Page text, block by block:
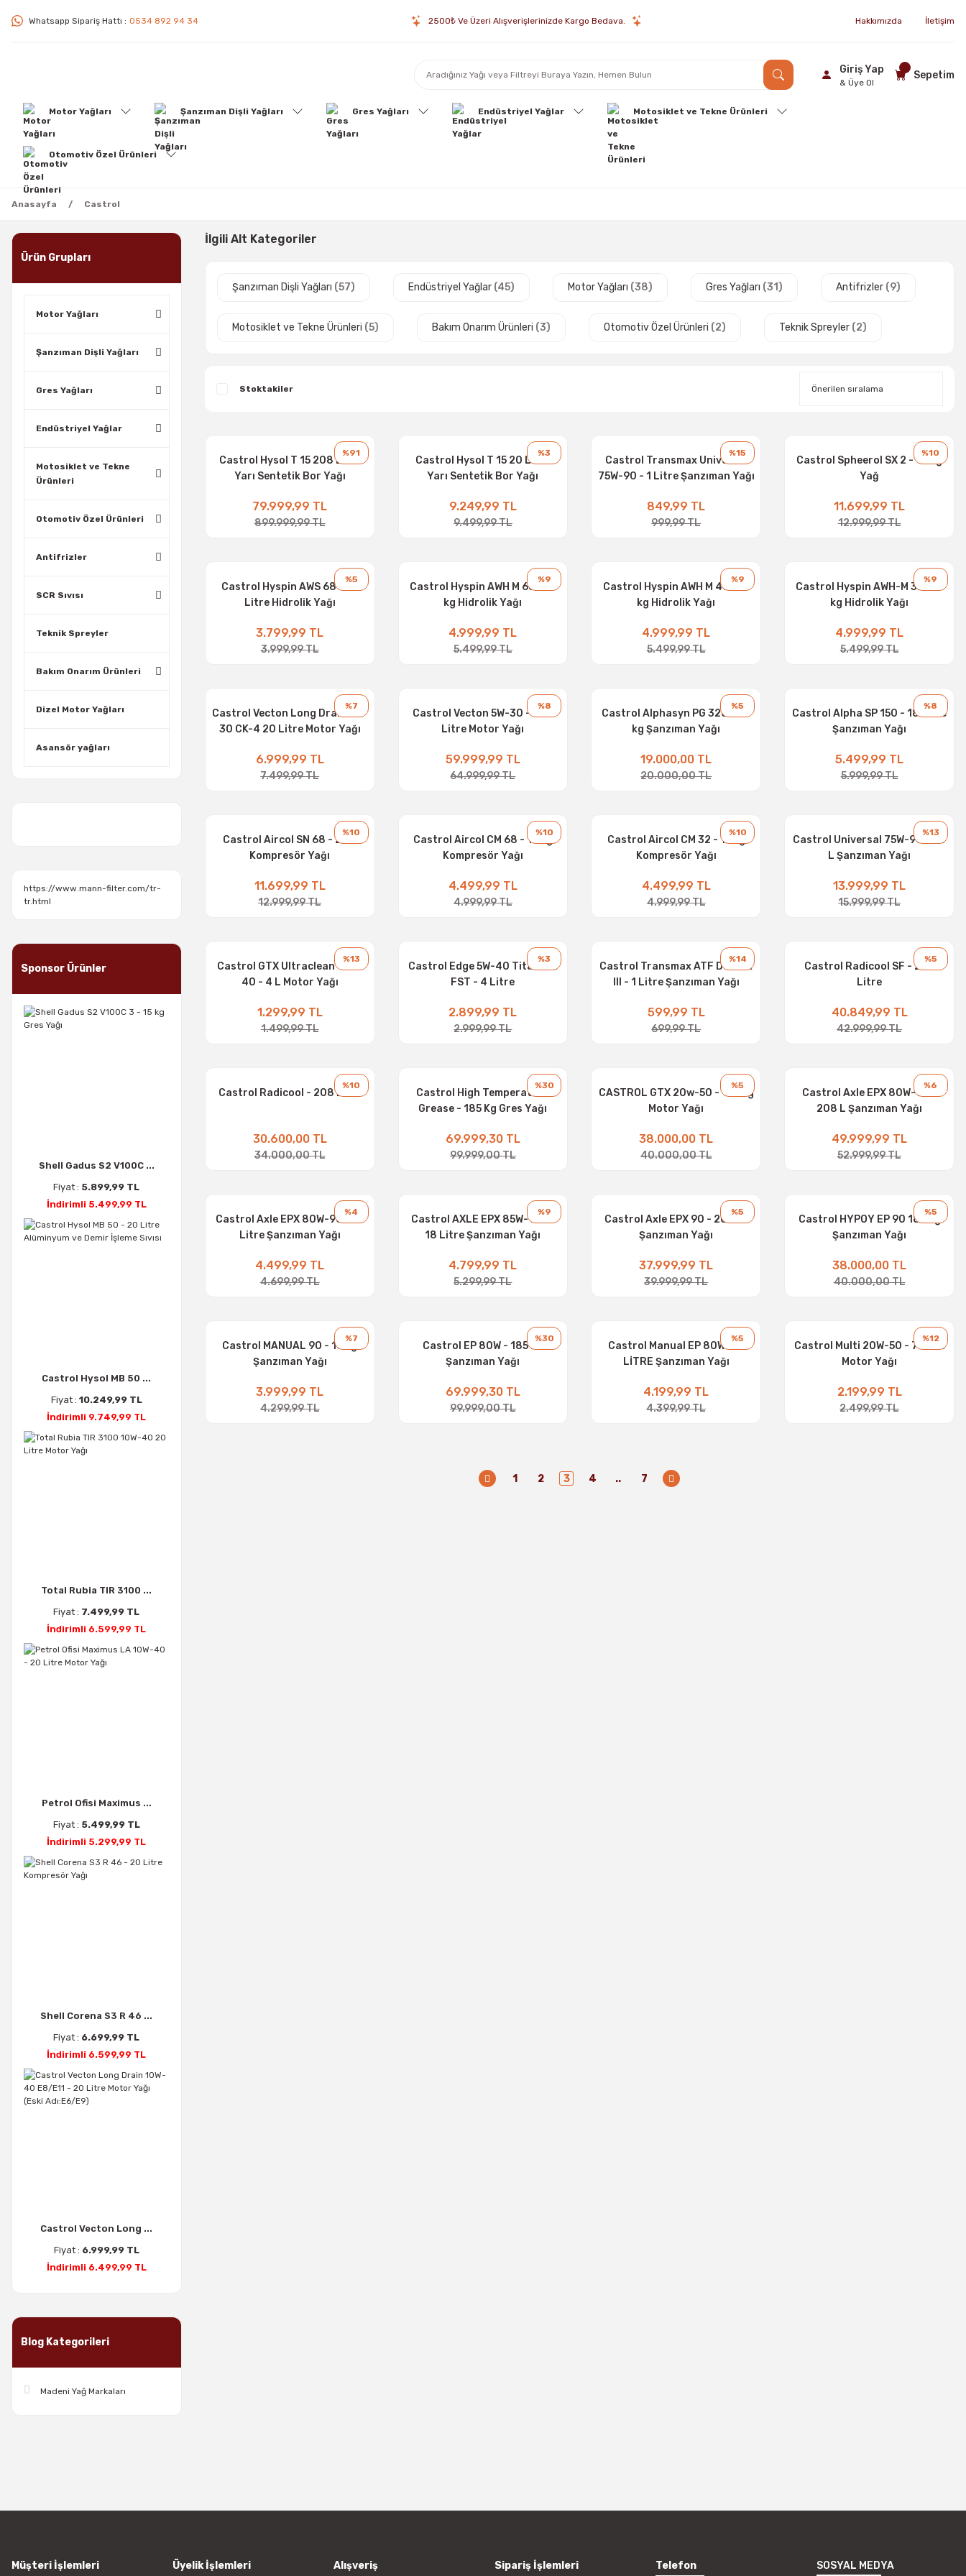
Whatsapp Sipariş Hattı : 0534 892 94 34 2500₺ Ve Üzeri Alışverişlerinizde Kargo Bedava. Hakkımızda İletişim
Giriş Yap
& Üye Ol
Sepetim
Motor Yağları Şanzıman Dişli Yağları Gres Yağları Endüstriyel Yağlar Motosiklet ve Tekne Ürünleri
Otomotiv Özel Ürünleri
Anasayfa Castrol
Ürün Grupları
Motor Yağları
Şanzıman Dişli Yağları
Gres Yağları
Endüstriyel Yağlar
Motosiklet ve Tekne
Ürünleri
Otomotiv Özel Ürünleri
Antifrizler
SCR Sıvısı
Teknik Spreyler
Bakım Onarım Ürünleri
Dizel Motor Yağları
Asansör yağları
https://www.mann-filter.com/tr-
tr.html
Sponsor Ürünler
Shell Gadus S2 V100C ...
Fiyat : 5.899,99 TL
İndirimli 5.499,99 TL
Castrol Hysol MB 50 ...
Fiyat : 10.249,99 TL
İndirimli 9.749,99 TL
Total Rubia TIR 3100 ...
Fiyat : 7.499,99 TL
İndirimli 6.599,99 TL
Petrol Ofisi Maximus ...
Fiyat : 5.499,99 TL
İndirimli 5.299,99 TL
Shell Corena S3 R 46 ...
Fiyat : 6.699,99 TL
İndirimli 6.599,99 TL
Castrol Vecton Long ...
Fiyat : 6.999,99 TL
İndirimli 6.499,99 TL
Blog Kategorileri
Madeni Yağ Markaları
İlgili Alt Kategoriler
Şanzıman Dişli Yağları (57) Endüstriyel Yağlar (45) Motor Yağları (38) Gres Yağları (31) Antifrizler (9)
Motosiklet ve Tekne Ürünleri (5) Bakım Onarım Ürünleri (3) Otomotiv Özel Ürünleri (2) Teknik Spreyler (2)
Stoktakiler
%91
Castrol Hysol T 15 208 Litre
Yarı Sentetik Bor Yağı
79.999,99 TL
899.999,99 TL
%3
Castrol Hysol T 15 20 Litre
Yarı Sentetik Bor Yağı
9.249,99 TL
9.499,99 TL
%15
Castrol Transmax Universal
75W-90 - 1 Litre Şanzıman Yağı
849,99 TL
999,99 TL
%10
Castrol Spheerol SX 2 - 18 kg
Yağ
11.699,99 TL
12.999,99 TL
%5
Castrol Hyspin AWS 68 - 18
Litre Hidrolik Yağı
3.799,99 TL
3.999,99 TL
%9
Castrol Hyspin AWH M 68 - 16
kg Hidrolik Yağı
4.999,99 TL
5.499,99 TL
%9
Castrol Hyspin AWH M 46 - 16
kg Hidrolik Yağı
4.999,99 TL
5.499,99 TL
%9
Castrol Hyspin AWH-M 32 - 15
kg Hidrolik Yağı
4.999,99 TL
5.499,99 TL
%7
Castrol Vecton Long Drain 5W-
30 CK-4 20 Litre Motor Yağı
6.999,99 TL
7.499,99 TL
%8
Castrol Vecton 5W-30 - 208
Litre Motor Yağı
59.999,99 TL
64.999,99 TL
%5
Castrol Alphasyn PG 320 - 20
kg Şanzıman Yağı
19.000,00 TL
20.000,00 TL
%8
Castrol Alpha SP 150 - 18 Litre
Şanzıman Yağı
5.499,99 TL
5.999,99 TL
%10
Castrol Aircol SN 68 - 20 L
Kompresör Yağı
11.699,99 TL
12.999,99 TL
%10
Castrol Aircol CM 68 - 16 kg
Kompresör Yağı
4.499,99 TL
4.999,99 TL
%10
Castrol Aircol CM 32 - 15 kg
Kompresör Yağı
4.499,99 TL
4.999,99 TL
%13
Castrol Universal 75W-90 - 20
L Şanzıman Yağı
13.999,99 TL
15.999,99 TL
%13
Castrol GTX Ultraclean 10W-
40 - 4 L Motor Yağı
1.299,99 TL
1.499,99 TL
%3
Castrol Edge 5W-40 Titanium
FST - 4 Litre
2.899,99 TL
2.999,99 TL
%14
Castrol Transmax ATF Dex II &
III - 1 Litre Şanzıman Yağı
599,99 TL
699,99 TL
%5
Castrol Radicool SF - 208
Litre
40.849,99 TL
42.999,99 TL
%10
Castrol Radicool - 208 Litre
30.600,00 TL
34.000,00 TL
%30
Castrol High Temperature
Grease - 185 Kg Gres Yağı
69.999,30 TL
99.999,00 TL
%5
CASTROL GTX 20w-50 - 185 kg
Motor Yağı
38.000,00 TL
40.000,00 TL
%6
Castrol Axle EPX 80W-90 -
208 L Şanzıman Yağı
49.999,99 TL
52.999,99 TL
%4
Castrol Axle EPX 80W-90 - 18
Litre Şanzıman Yağı
4.499,99 TL
4.699,99 TL
%9
Castrol AXLE EPX 85W-140 -
18 Litre Şanzıman Yağı
4.799,99 TL
5.299,99 TL
%5
Castrol Axle EPX 90 - 208 Lt
Şanzıman Yağı
37.999,99 TL
39.999,99 TL
%5
Castrol HYPOY EP 90 185 Kg
Şanzıman Yağı
38.000,00 TL
40.000,00 TL
%7
Castrol MANUAL 90 - 16 kg
Şanzıman Yağı
3.999,99 TL
4.299,99 TL
%30
Castrol EP 80W - 185 KG
Şanzıman Yağı
69.999,30 TL
99.999,00 TL
%5
Castrol Manual EP 80W -16
LİTRE Şanzıman Yağı
4.199,99 TL
4.399,99 TL
%12
Castrol Multi 20W-50 - 7 Litre
Motor Yağı
2.199,99 TL
2.499,99 TL
1 2 3 4 .. 7
Müşteri İşlemleri Üyelik İşlemleri Alışveriş Sipariş İşlemleri Telefon SOSYAL MEDYA